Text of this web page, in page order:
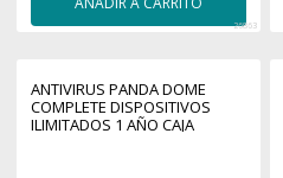
26863
ANTIVIRUS PANDA DOME
COMPLETE DISPOSITIVOS
ILIMITADOS 1 AÑO CAJA